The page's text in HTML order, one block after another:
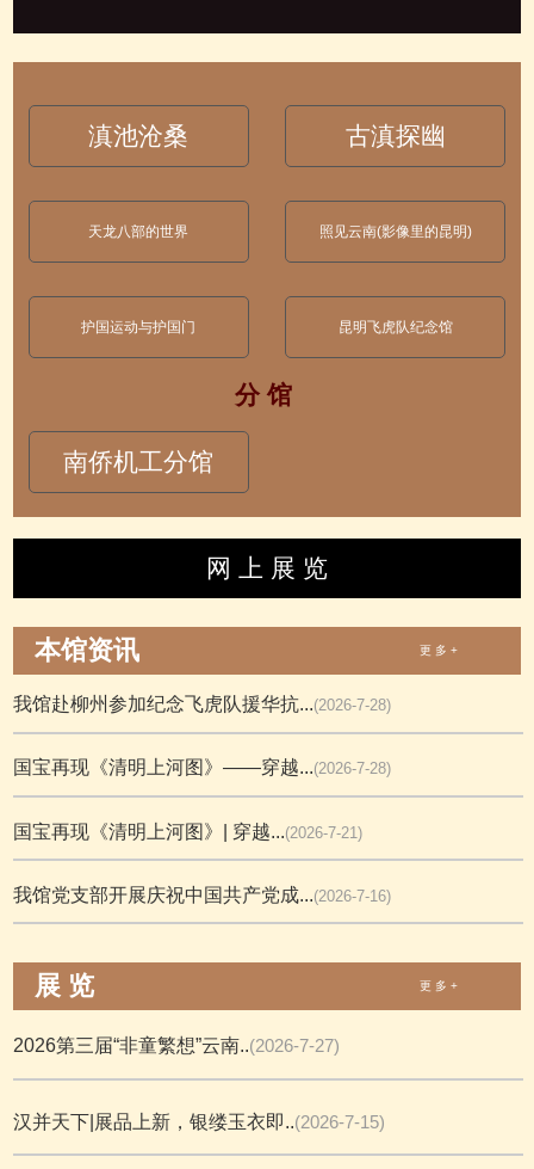
滇池沧桑 古滇探幽
天龙八部的世界 照见云南(影像里的昆明)
护国运动与护国门 昆明飞虎队纪念馆
分 馆
南侨机工分馆
网 上 展 览
本馆资讯 更 多 +
我馆赴柳州参加纪念飞虎队援华抗...(2026-7-28)
国宝再现《清明上河图》——穿越...(2026-7-28)
国宝再现《清明上河图》| 穿越...(2026-7-21)
我馆党支部开展庆祝中国共产党成...(2026-7-16)
展 览 更 多 +
2026第三届“非童繁想”云南..(2026-7-27)
汉并天下|展品上新，银缕玉衣即..(2026-7-15)